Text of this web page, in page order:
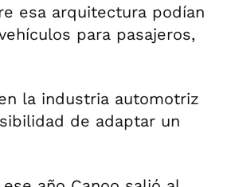
esa arquitectura podían
para pasajeros,
la industria automotriz
de adaptar un